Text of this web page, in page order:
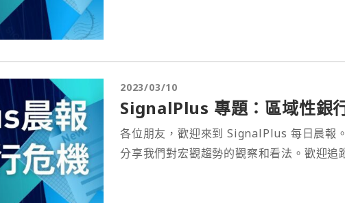
2023/03/10
SignalPlus 專題：區域性銀
各位朋友，歡迎來到 SignalPlus 每日晨報
分享我們對宏觀趨勢的觀察和看法。歡迎